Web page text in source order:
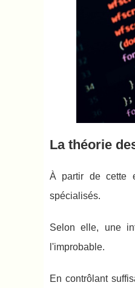
La théorie
À partir de cette
spécialisés.
Selon elle, une
l'improbable.
En contrôlant